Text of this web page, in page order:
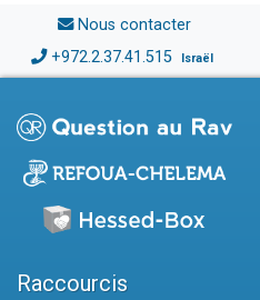
Nous contacter
+972.2.37.41.515 Israël
Raccourcis